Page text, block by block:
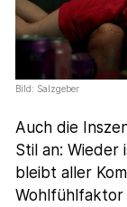
Bild: Salzgeber
Auch die
Stil an: Wieder
bleibt aller
Wohlfühlfaktor